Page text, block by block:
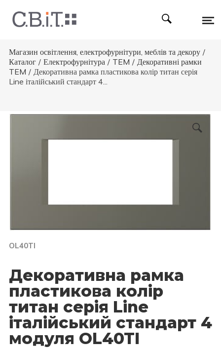
Магазин освітлення, електрофурнітури, меблів та декору /
Каталог / Електрофурнітура / TEM / Декоративні рамки
TEM / Декоративна рамка пластикова колір титан серія
Line італійський стандарт 4...
OL40TI
Декоративна рамка
пластикова колір
титан серія Line
італійський стандарт 4
модуля OL40TI